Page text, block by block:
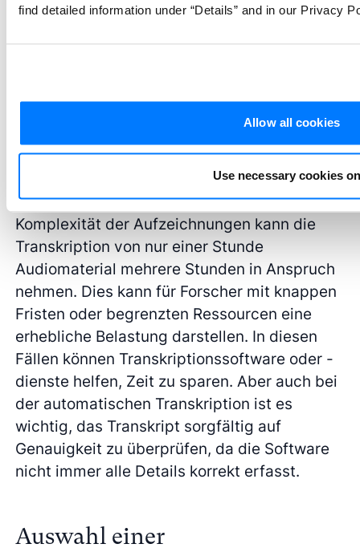
find detailed information under “Details” and in our Privacy
Allow all cookies
Use necessary cookies
könnten die Forscher beispielsweise eine
von den Teilnehmern verwendete Sprache
Auch die Transkription ist ein
zeitaufwändiger Prozess, insbesondere bei
großen Datensätzen. Je nach Länge und
Komplexität der Aufzeichnungen kann die
Transkription von nur einer Stunde
Audiomaterial mehrere Stunden in Anspruch
nehmen. Dies kann für Forscher mit knappen
Fristen oder begrenzten Ressourcen eine
erhebliche Belastung darstellen. In diesen
Fällen können Transkriptionssoftware oder -
dienste helfen, Zeit zu sparen. Aber auch bei
der automatischen Transkription ist es
wichtig, das Transkript sorgfältig auf
Genauigkeit zu überprüfen, da die Software
nicht immer alle Details korrekt erfasst.
Auswahl einer